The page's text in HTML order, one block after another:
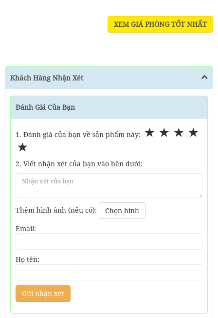
XEM GIÁ PHÒNG TỐT NHẤT
Khách Hàng Nhận Xét
Đánh Giá Của Bạn
1. Đánh giá của bạn về sản phẩm này:
2. Viết nhận xét của bạn vào bên dưới:
Thêm hình ảnh (nếu có):
Chọn hình
Email:
Họ tên: